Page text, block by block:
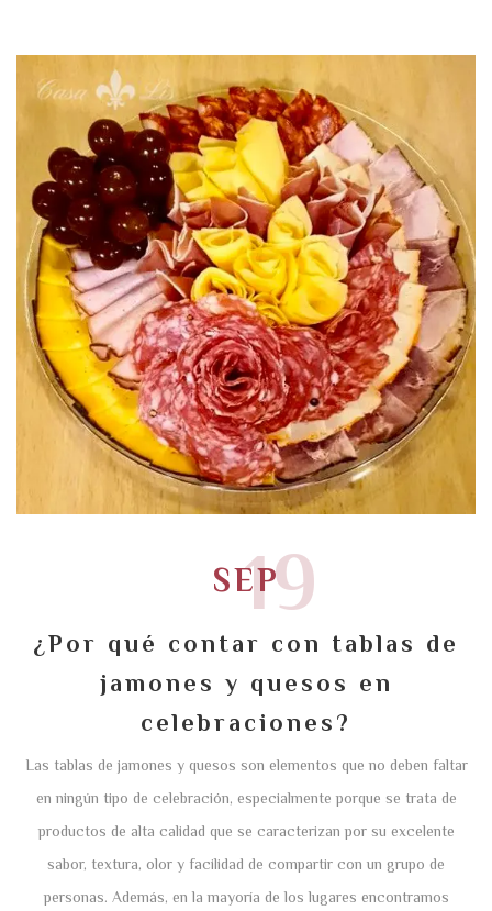
19
SEP
¿Por qué contar con tablas de
jamones y quesos en
celebraciones?
Las tablas de jamones y quesos son elementos que no deben faltar
en ningún tipo de celebración, especialmente porque se trata de
productos de alta calidad que se caracterizan por su excelente
sabor, textura, olor y facilidad de compartir con un grupo de
personas. Además, en la mayoría de los lugares encontramos